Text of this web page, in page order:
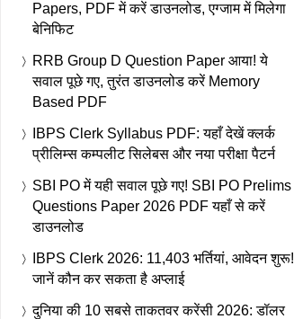
Papers, PDF में करें डाउनलोड, एग्जाम में मिलेगा
बेनिफिट
RRB Group D Question Paper आया! ये
सवाल पूछे गए, तुरंत डाउनलोड करें Memory
Based PDF
IBPS Clerk Syllabus PDF: यहाँ देखें क्लर्क
प्रीलिम्स कम्पलीट सिलेबस और नया परीक्षा पैटर्न
SBI PO में यही सवाल पूछे गए! SBI PO Prelims
Questions Paper 2026 PDF यहाँ से करें
डाउनलोड
IBPS Clerk 2026: 11,403 भर्तियां, आवेदन शुरू!
जानें कौन कर सकता है अप्लाई
दुनिया की 10 सबसे ताकतवर करेंसी 2026: डॉलर